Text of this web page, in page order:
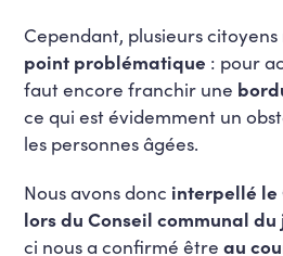
Cependant, plusieurs
point problématique : pour
faut encore franchir une
ce qui est évidemment un
les personnes âgées.
Nous avons donc interpellé le
lors du Conseil communal
ci nous a confirmé êtreau